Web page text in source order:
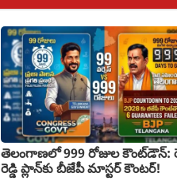
తెలంగాణలో 999 రోజుల కౌంట్‌డౌన్:
రెడ్డి ప్లాన్‌కు బీజేపీ మాస్టర్ కౌంటర్!